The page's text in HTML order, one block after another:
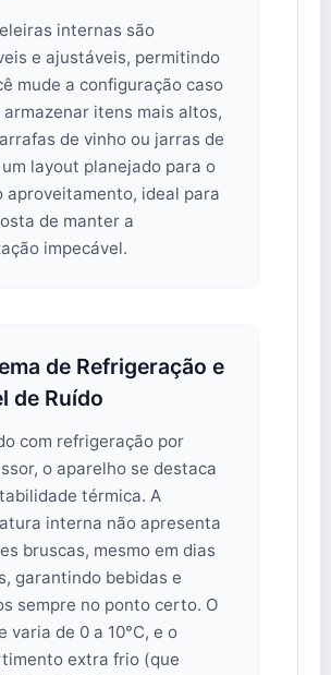
internas são
e ajustáveis, permitindo
mude a configuração caso
armazenar itens mais altos,
de vinho ou jarras de
um layout planejado para o
aproveitamento, ideal para
de manter a
impecável.
de Refrigeração e
de Ruído
com refrigeração por
o aparelho se destaca
térmica. A
interna não apresenta
bruscas, mesmo em dias
garantindo bebidas e
sempre no ponto certo. O
varia de 0 a 10°C, e o
extra frio (que